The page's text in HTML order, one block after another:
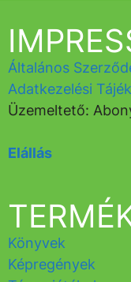
Könyvek
Képregények
Általános
Adatkezelési
Üzemeltető:
Elállás